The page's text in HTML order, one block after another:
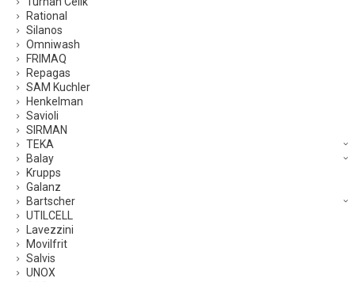
Rational
Silanos
Omniwash
FRIMAQ
Repagas
SAM Kuchler
Henkelman
Savioli
SIRMAN
TEKA
Balay
Krupps
Galanz
Bartscher
UTILCELL
Lavezzini
Movilfrit
Salvis
UNOX